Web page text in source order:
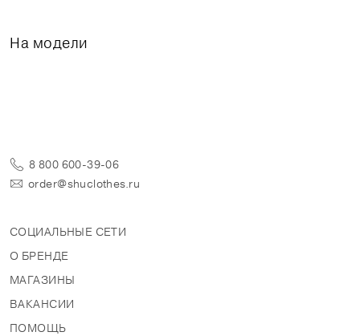
На модели
8 800 600-39-06
order@shuclothes.ru
СОЦИАЛЬНЫЕ СЕТИ
О БРЕНДЕ
МАГАЗИНЫ
ВАКАНСИИ
ПОМОЩЬ